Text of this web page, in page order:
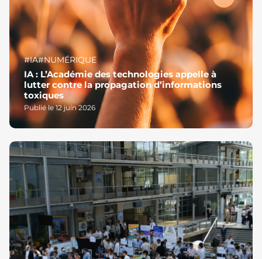
#IA#NUMÉRIQUE
IA : L’Académie des technologies appelle à
lutter contre la propagation d’informations
toxiques
Publié le 12 juin 2026